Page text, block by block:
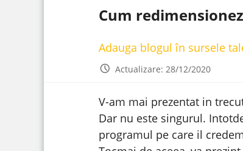
Cum
Adauga blogul în sursele
Actualizare: 28/12/2020
V-am mai prezentat in
Dar nu este singurul.
programul pe care il